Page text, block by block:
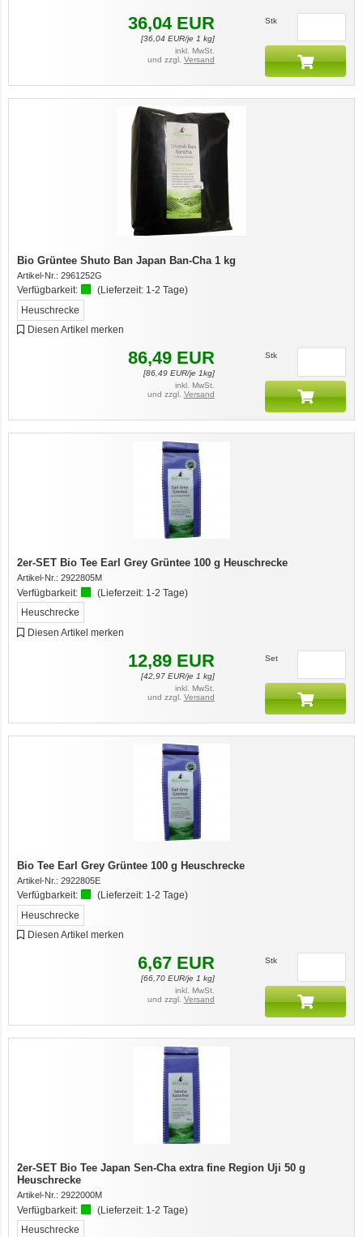
36,04 EUR
[36,04 EUR/je 1 kg]
inkl. MwSt.
und zzgl. Versand
Stk
Bio Grüntee Shuto Ban Japan Ban-Cha 1 kg
Artikel-Nr.: 2961252G
Verfügbarkeit: (Lieferzeit: 1-2 Tage)
Heuschrecke
Diesen Artikel merken
86,49 EUR
[86,49EUR/je 1kg]
inkl. MwSt.
und zzgl. Versand
Stk
2er-SET Bio Tee Earl Grey Grüntee 100 g Heuschrecke
Artikel-Nr.: 2922805M
Verfügbarkeit: (Lieferzeit: 1-2 Tage)
Heuschrecke
Diesen Artikel merken
12,89 EUR
[42,97EUR/je 1 kg]
inkl. MwSt.
und zzgl. Versand
Set
Bio Tee Earl Grey Grüntee 100 g Heuschrecke
Artikel-Nr.: 2922805E
Verfügbarkeit: (Lieferzeit: 1-2 Tage)
Heuschrecke
Diesen Artikel merken
6,67 EUR
[66,70EUR/je 1 kg]
inkl. MwSt.
und zzgl. Versand
Stk
2er-SET Bio Tee Japan Sen-Cha extra fine Region Uji 50 g
Heuschrecke
Artikel-Nr.: 2922000M
Verfügbarkeit: (Lieferzeit: 1-2 Tage)
Heuschrecke